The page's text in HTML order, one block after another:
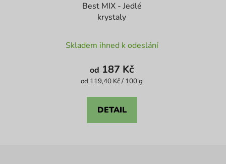
Best MIX - Jedlé
krystaly
hodnocení
produktu
je
z
Skladem ihned k odeslání
od 187 Kč
Měrná
od 119,40 Kč / 100 g
DETAIL